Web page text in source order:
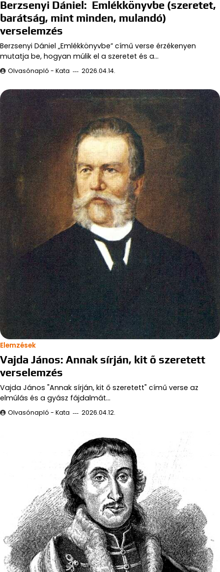
Berzsenyi Dániel: Emlékkönyvbe (szeretet,
barátság, mint minden, mulandó)
verselemzés
Berzsenyi Dániel „Emlékkönyvbe” című verse érzékenyen
mutatja be, hogyan múlik el a szeretet és a…
Olvasónapló - Kata 2026.04.14.
Elemzések
Vajda János: Annak sírján, kit ő szeretett
verselemzés
Vajda János "Annak sírján, kit ő szeretett" című verse az
elmúlás és a gyász fájdalmát…
Olvasónapló - Kata 2026.04.12.